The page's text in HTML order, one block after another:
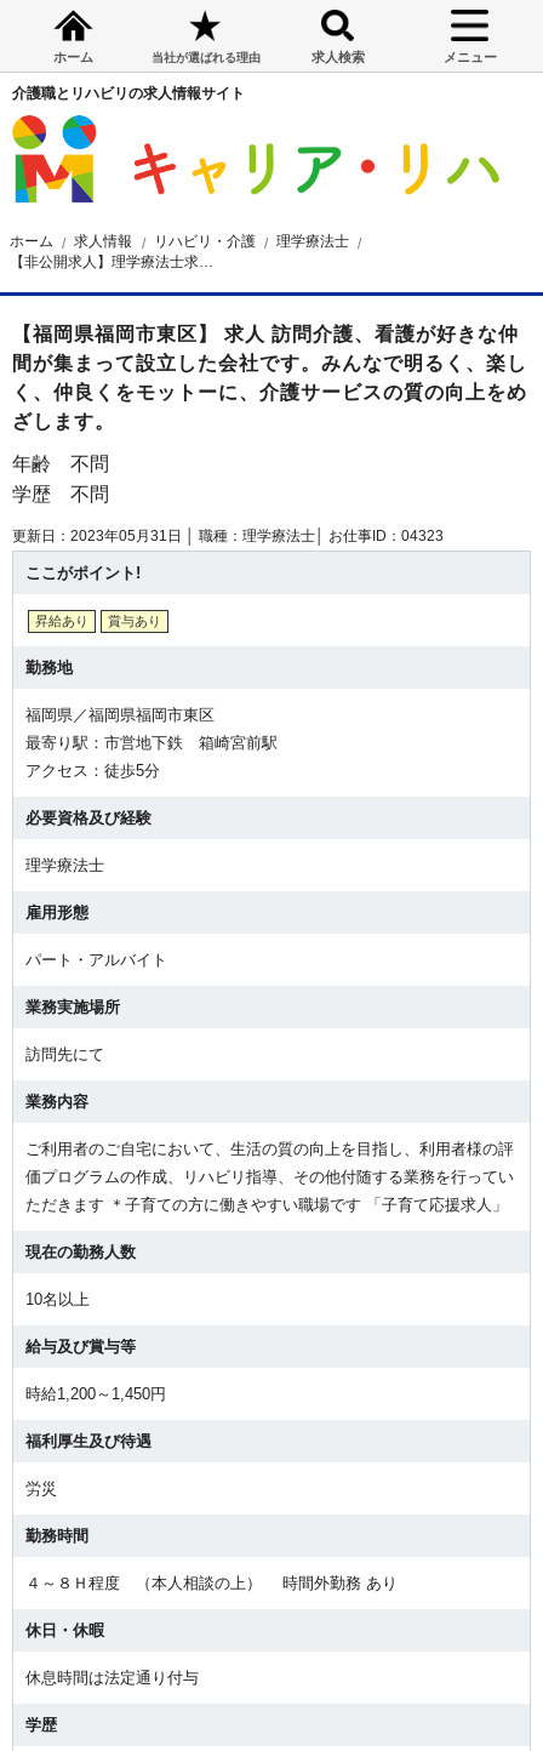
ホーム 当社が選ばれる理由 求人検索 メニュー
介護職とリハビリの求人情報サイト
ホーム 求人情報 リハビリ・介護
理学療法士
【福岡県福岡市東区】 求人 訪問介護、看護が好きな仲
間が集まって設立した会社です。みんなで明るく、楽し
く、仲良くをモットーに、介護サービスの質の向上をめ
ざします。
年齢 不問
学歴 不問
更新日：2023年05月31日 │ 職種：理学療法士│ お仕事ID：04323
ここがポイント!
昇給あり 賞与あり
勤務地
福岡県／福岡県福岡市東区
最寄り駅：市営地下鉄 箱崎宮前駅
アクセス：徒歩5分
必要資格及び経験
理学療法士
雇用形態
パート・アルバイト
業務実施場所
訪問先にて
業務内容
ご利用者のご自宅において、生活の質の向上を目指し、利用者様の評
価プログラムの作成、リハビリ指導、その他付随する業務を行ってい
ただきます ＊子育ての方に働きやすい職場です 「子育て応援求人」
現在の勤務人数
10名以上
給与及び賞与等
時給1,200～1,450円
福利厚生及び待遇
労災
勤務時間
４～８Ｈ程度 （本人相談の上） 時間外勤務 あり
休日・休暇
休息時間は法定通り付与
学歴